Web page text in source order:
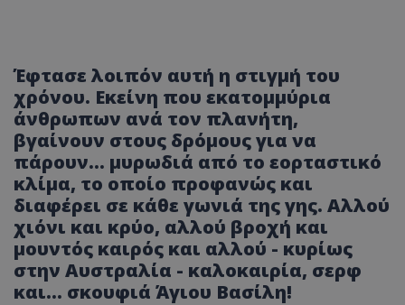
Έφτασε λοιπόν αυτή η στιγμή του
χρόνου. Εκείνη που εκατομμύρια
άνθρωπων ανά τον πλανήτη,
βγαίνουν στους δρόμους για να
πάρουν... μυρωδιά από το εορταστικό
κλίμα, το οποίο προφανώς και
διαφέρει σε κάθε γωνιά της γης. Αλλού
χιόνι και κρύο, αλλού βροχή και
μουντός καιρός και αλλού - κυρίως
στην Αυστραλία - καλοκαιρία, σερφ
και... σκουφιά Άγιου Βασίλη!